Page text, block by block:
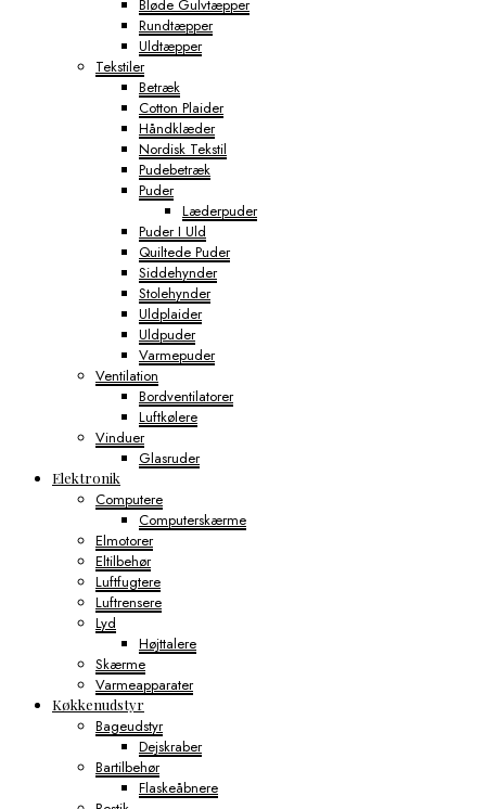
Bløde Gulvtæpper
Rundtæpper
Uldtæpper
Tekstiler
Betræk
Cotton Plaider
Håndklæder
Nordisk Tekstil
Pudebetræk
Puder
Læderpuder
Puder I Uld
Quiltede Puder
Siddehynder
Stolehynder
Uldplaider
Uldpuder
Varmepuder
Ventilation
Bordventilatorer
Luftkølere
Vinduer
Glasruder
Elektronik
Computere
Computerskærme
Elmotorer
Eltilbehør
Luftfugtere
Luftrensere
Lyd
Højttalere
Skærme
Varmeapparater
Køkkenudstyr
Bageudstyr
Dejskraber
Bartilbehør
Flaskeåbnere